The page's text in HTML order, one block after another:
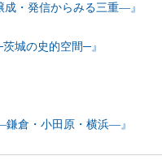
・発信からみる三重―』
城の史的空間─』
倉・小田原・横浜―』